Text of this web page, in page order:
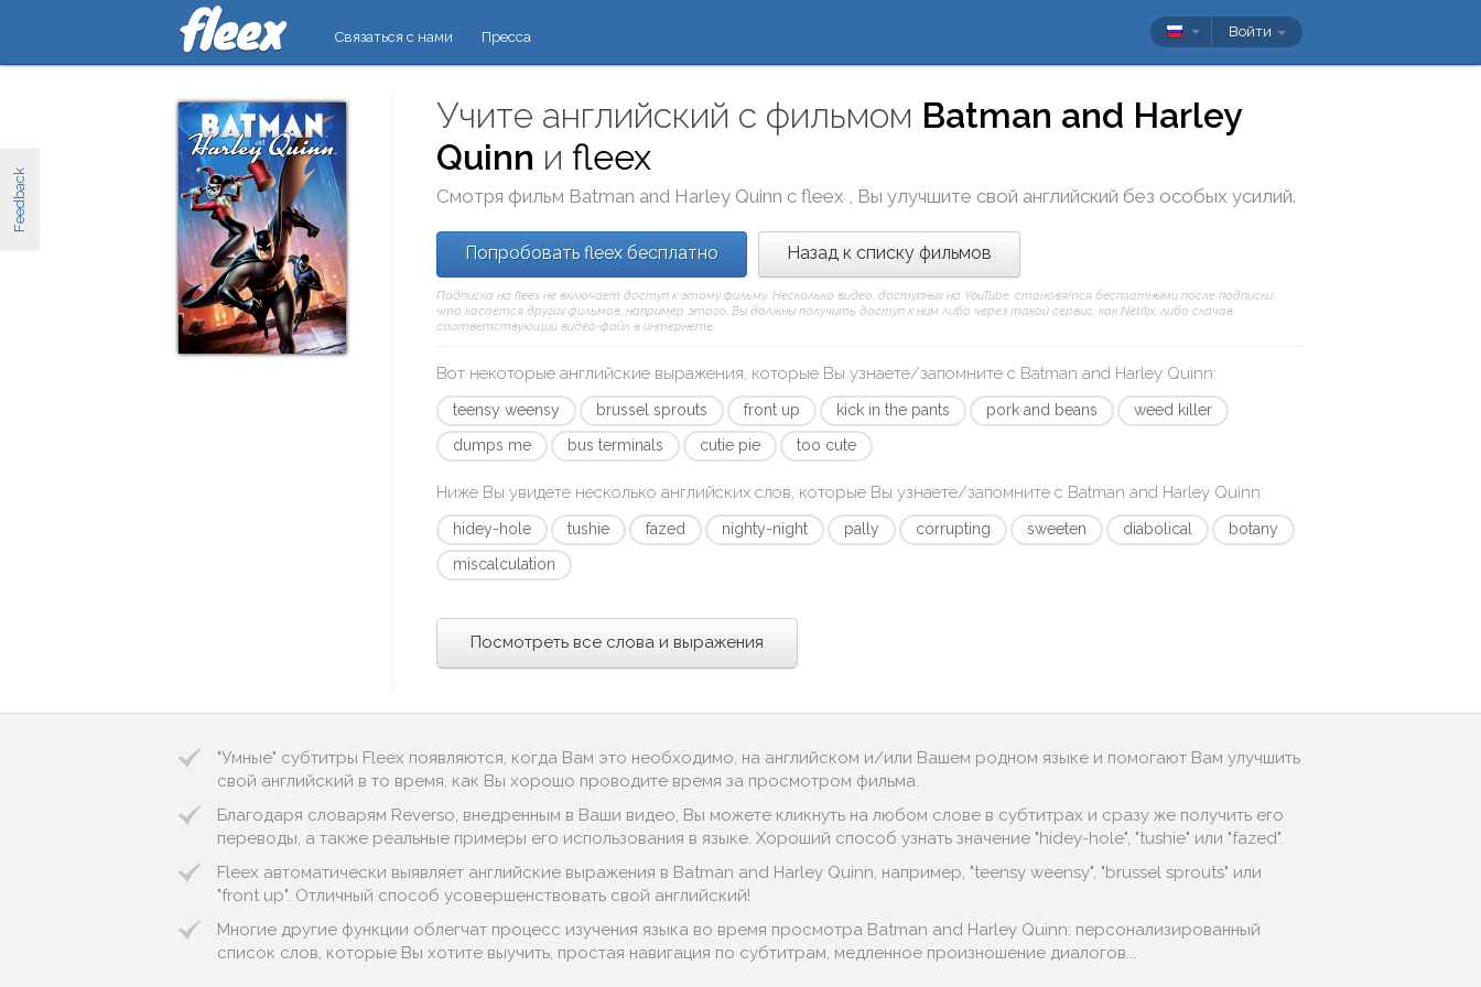
Feedback
Связаться с нами Пресса Войти
Учите английский с фильмом Batman and Harley
Quinn иfleex
Смотря фильм Batman and Harley Quinn сfleex , Вы улучшите свой английский без особых усилий.
Попробовать fleex бесплатно Назад к списку фильмов
Подписка на fleex не включает доступ к этому фильму. Несколько видео, доступных на YouTube, становятся бесплатными после подписки;
что касается других фильмов, например этого, Вы должны получить доступ к ним либо через такой сервис, как Netflix, либо скачав
соответствующий видео-файл в интернете.
Вот некоторые английские выражения, которые Вы узнаете/запомните с Batman and Harley Quinn:
teensy weensy brussel sprouts front up kick in the pants pork and beans
weed killer
dumps me
bus terminals cutie pie too cute
Ниже Вы увидете несколько английских слов, которые Вы узнаете/запомните с Batman and Harley Quinn:
hidey-hole tushie fazed nighty-night pally corrupting sweeten diabolical
botany
miscalculation
Посмотреть все слова и выражения
"Умные" субтитры Fleex появляются, когда Вам это необходимо, на английском и/или Вашем родном языке и помогают Вам улучшить
свой английский в то время, как Вы хорошо проводите время за просмотром фильма.
Благодаря словарям Reverso, внедренным в Ваши видео, Вы можете кликнуть на любом слове в субтитрах и сразу же получить его
переводы, а также реальные примеры его использования в языке. Хороший способ узнать значение "hidey-hole", "tushie" или "fazed".
Fleex автоматически выявляет английские выражения в Batman and Harley Quinn, например, "teensy weensy", "brussel sprouts" или
"front up". Отличный способ усовершенствовать свой английский!
Многие другие функции облегчат процесс изучения языка во время просмотра Batman and Harley Quinn: персонализированный
список слов, которые Вы хотите выучить, простая навигация по субтитрам, медленное произношение диалогов...